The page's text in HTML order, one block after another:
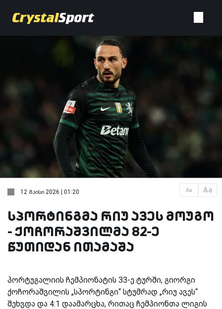
Aa Aa
12 მაისი 2026 | 01:20
სპორტინგმა რიუ ავეს მოუგო
- ქოჩორაშვილმა 82-ე
წუთიდან ითამაშა
პორტუგალიის ჩემპიონატის 33-ე ტურში, გიორგი
ქოჩორაშვილის „სპორტინგი“ სტუმრად „რიუ ავეს“
შეხვდა და 4:1 დაამარცხა, რითაც ჩემპიონთა ლიგის